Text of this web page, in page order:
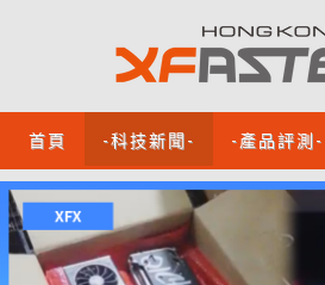
首頁 -科技新聞- -產品評測-